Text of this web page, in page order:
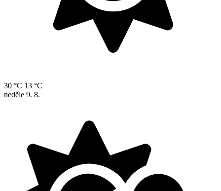
30 °C 13 °C
neděle 9. 8.